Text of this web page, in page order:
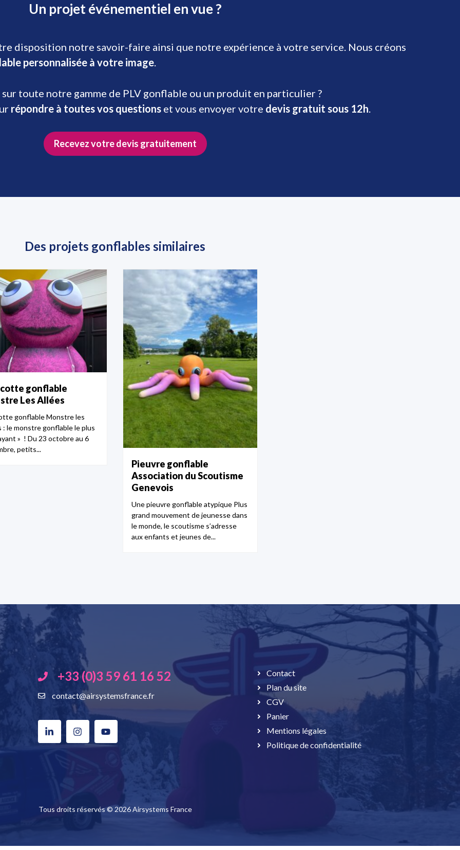
Un projet événementiel en vue ?
disposition notre savoir-faire ainsi que notre expérience à votre service. Nous créons
personnalisée à votre image.
toute notre gamme de PLV gonflable ou un produit en particulier ?
répondre à toutes vos questions et vous envoyer votre devis gratuit sous 12h.
Recevez votre devis gratuitement
Des projets gonflables similaires
gonflable
Les Allées
gonflable Monstre les
: le monstre gonflable le plus
» ! Du 23 octobre au 6
petits...
Pieuvre gonflable
Association du Scoutisme
Genevois
Une pieuvre gonflable atypique Plus
grand mouvement de jeunesse dans
le monde, le scoutisme s’adresse
aux enfants et jeunes de...
+33 (0)3 59 61 16 52
contact@airsystemsfrance.fr
Contact
Plan du site
CGV
Panier
Mentions légales
Politique de confidentialité
Tous droits réservés © 2026 Airsystems France